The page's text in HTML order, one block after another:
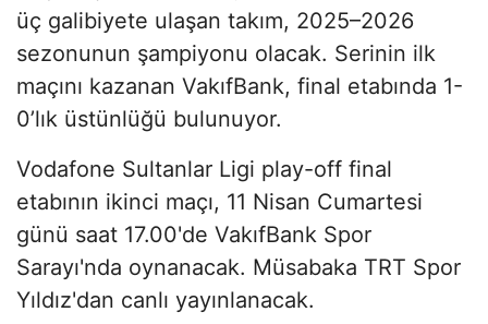
üç galibiyete ulaşan takım, 2025–2026
sezonunun şampiyonu olacak. Serinin ilk
maçını kazanan VakıfBank, final etabında 1-
0’lık üstünlüğü bulunuyor.
Vodafone Sultanlar Ligi play-off final
etabının ikinci maçı, 11 Nisan Cumartesi
günü saat 17.00'de VakıfBank Spor
Sarayı'nda oynanacak. Müsabaka TRT Spor
Yıldız'dan canlı yayınlanacak.